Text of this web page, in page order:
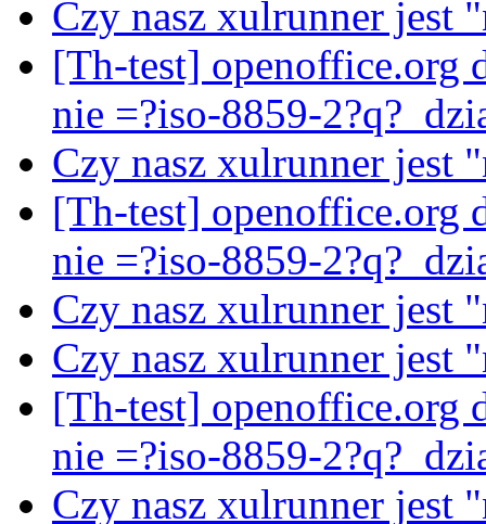
Czy nasz xulrunner jest
[Th-test] openoffice.org
nie =?iso-8859-
Czy nasz xulrunner jest
[Th-test] openoffice.org
nie =?iso-8859-
Czy nasz xulrunner jest
Czy nasz xulrunner jest
[Th-test] openoffice.org
nie =?iso-8859-
Czy nasz xulrunner jest